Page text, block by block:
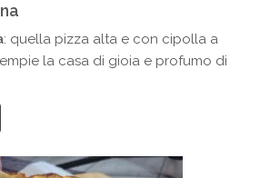
: quella pizza alta e con cipolla a
la casa di gioia e profumo di